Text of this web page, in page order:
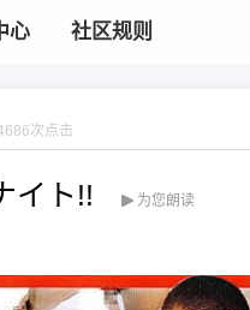
心 社区规则
次点击
イト!! 为您朗读